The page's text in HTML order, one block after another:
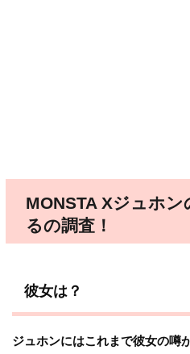
MONSTA Xジュホ
るの調査！
彼女は？
ジュホンにはこれまで彼女の噂